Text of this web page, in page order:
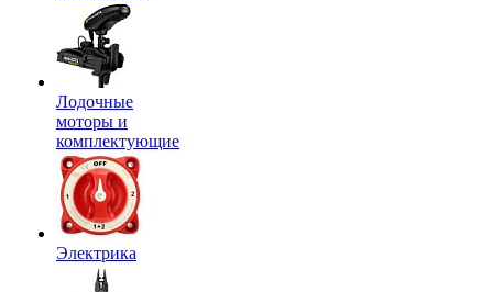
Лодочные
моторы и
комплектующие
Электрика